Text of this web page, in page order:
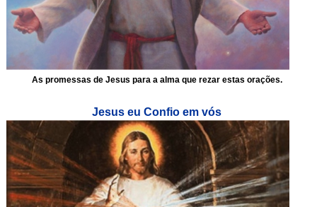
As promessas de Jesus para a alma que rezar estas orações.
Jesus eu Confio em vós